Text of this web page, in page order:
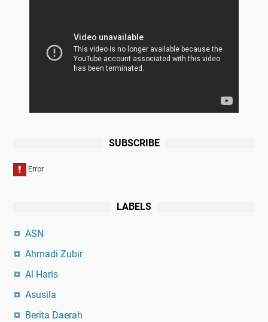
SUBSCRIBE
LABELS
ASN
Ahmadi Zubir
Al Haris
Asusila
Berita Daerah